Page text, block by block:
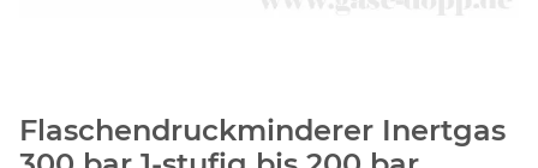
Flaschendruckminderer Inertgas